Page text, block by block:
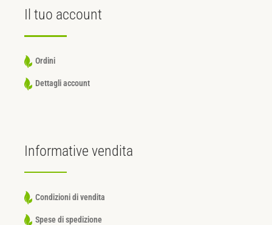
Il tuo account
Ordini
Dettagli account
Informative vendita
Condizioni di vendita
Spese di spedizione